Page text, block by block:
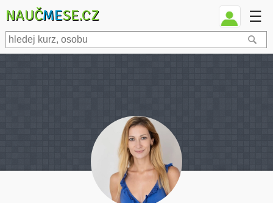
NAUČMESE.CZ ☰